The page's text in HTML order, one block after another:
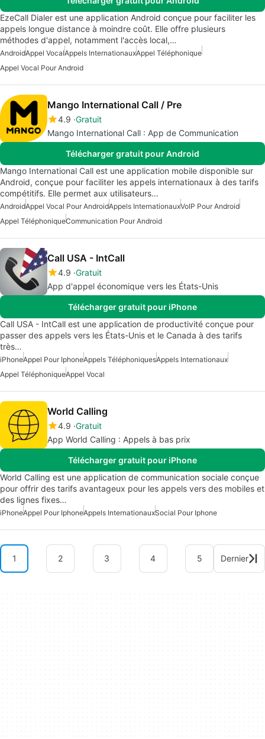
EzeCall Dialer est une application Android conçue pour faciliter les
appels longue distance à moindre coût. Elle offre plusieurs
méthodes d'appel, notamment l'accès local,…
AndroidAppel VocalAppels InternationauxAppel Téléphonique
Appel Vocal Pour Android
Mango International Call / Pre
4.9 Gratuit
Mango International Call : App de Communication
Télécharger gratuit pour Android
Mango International Call est une application mobile disponible sur
Android, conçue pour faciliter les appels internationaux à des tarifs
compétitifs. Elle permet aux utilisateurs…
AndroidAppel Vocal Pour AndroidAppels InternationauxVoIP Pour Android
Appel TéléphoniqueCommunication Pour Android
Call USA - IntCall
4.9 Gratuit
App d'appel économique vers les États-Unis
Télécharger gratuit pour iPhone
Call USA - IntCall est une application de productivité conçue pour
passer des appels vers les États-Unis et le Canada à des tarifs
très…
iPhoneAppel Pour IphoneAppels TéléphoniquesAppels Internationaux
Appel TéléphoniqueAppel Vocal
World Calling
4.9 Gratuit
App World Calling : Appels à bas prix
Télécharger gratuit pour iPhone
World Calling est une application de communication sociale conçue
pour offrir des tarifs avantageux pour les appels vers des mobiles et
des lignes fixes…
iPhoneAppel Pour IphoneAppels InternationauxSocial Pour Iphone
1 2 3 4 5 Dernier